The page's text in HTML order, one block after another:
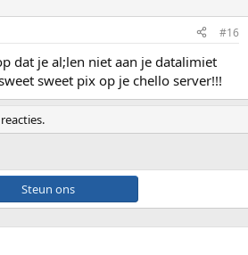
#16
dat je al;len niet aan je datalimiet
sweet pix op je chello server!!!
ons